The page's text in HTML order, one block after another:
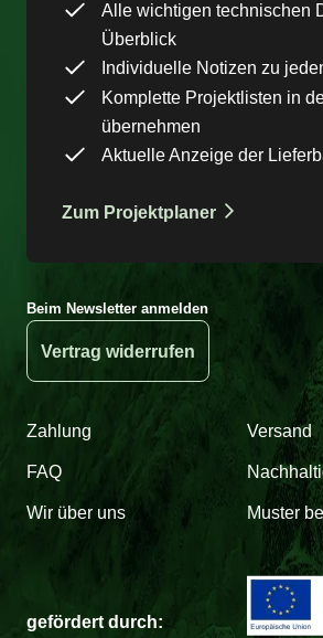
Alle wichtigen technischen
Überblick
Individuelle Notizen zu
Komplette Projektlisten in
übernehmen
Aktuelle Anzeige der
Zum Projektplaner
Beim Newsletter anmelden
Vertrag widerrufen
Zahlung Versand
FAQ
Wir über uns Muster
gefördert durch: